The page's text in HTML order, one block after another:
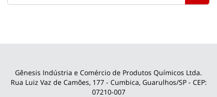
Gênesis Indústria e Comércio de Produtos Químicos Ltda.
Rua Luiz Vaz de Camões, 177 - Cumbica, Guarulhos/SP - CEP:
07210-007